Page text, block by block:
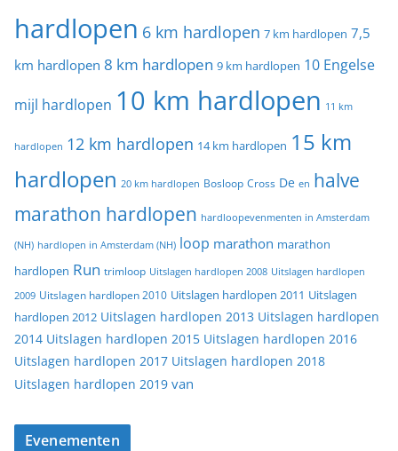
hardlopen 6 km hardlopen 7 km hardlopen 7,5
km hardlopen 8 km hardlopen 9 km hardlopen 10 Engelse
mijl hardlopen 10 km hardlopen 11 km
hardlopen 12 km hardlopen 14 km hardlopen 15 km
hardlopen 20 km hardlopen Bosloop Cross De en halve
marathon hardlopen hardloopevenmenten in Amsterdam
(NH) hardlopen in Amsterdam (NH) loop marathon marathon
hardlopen Run trimloop Uitslagen hardlopen 2008 Uitslagen hardlopen
2009 Uitslagen hardlopen 2010 Uitslagen hardlopen 2011 Uitslagen
hardlopen 2012 Uitslagen hardlopen 2013 Uitslagen hardlopen
2014 Uitslagen hardlopen 2015 Uitslagen hardlopen 2016
Uitslagen hardlopen 2017 Uitslagen hardlopen 2018
Uitslagen hardlopen 2019 van
Evenementen